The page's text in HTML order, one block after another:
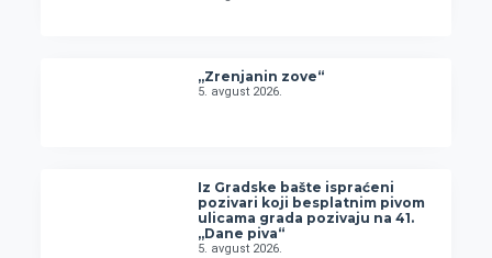
„Zrenjanin zove“
5. avgust 2026.
Iz Gradske bašte ispraćeni
pozivari koji besplatnim pivom
ulicama grada pozivaju na 41.
„Dane piva“
5. avgust 2026.